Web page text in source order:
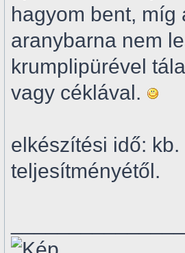
hagyom bent, míg
aranybarna nem
krumplipürével
vagy céklával.
elkészítési idő:
teljesítményétől.